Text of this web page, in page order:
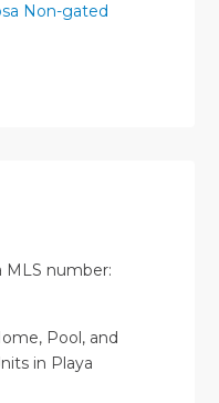
Non-gated
MLS number:
Pool, and
in Playa